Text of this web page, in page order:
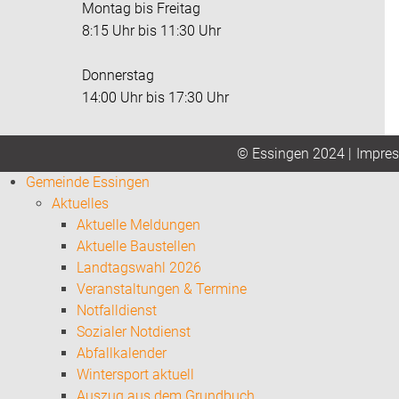
Montag bis Freitag
8:15 Uhr bis 11:30 Uhr
Donnerstag
14:00 Uhr bis 17:30 Uhr
© Essingen 2024 |
Gemeinde Essingen
Aktuelles
Aktuelle Meldungen
Aktuelle Baustellen
Landtagswahl 2026
Veranstaltungen & Termine
Notfalldienst
Sozialer Notdienst
Abfallkalender
Wintersport aktuell